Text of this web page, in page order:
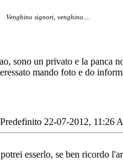
Venghino signori, venghino....
sono un privato e la panca
mando foto e do
22-07-2012, 11:26
esserlo, se ben ricordo